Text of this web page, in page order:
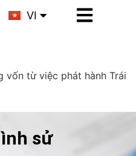
VI
CN
vốn từ việc phát hành Trái
sử